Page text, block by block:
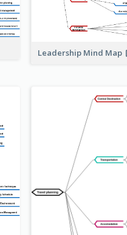
Leadership Mind Map